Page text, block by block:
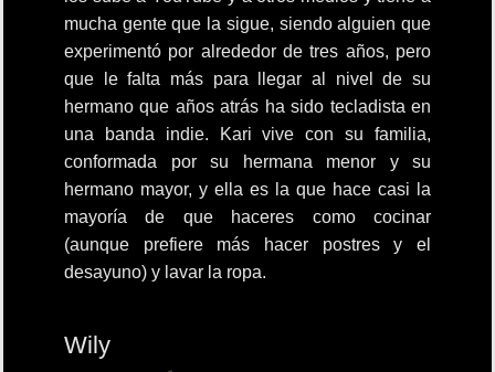
mucha gente que la sigue, siendo alguien que
experimentó por alrededor de tres años, pero
que le falta más para llegar al nivel de su
hermano que años atrás ha sido tecladista en
una banda indie. Kari vive con su familia,
conformada por su hermana menor y su
hermano mayor, y ella es la que hace casi la
mayoría de que haceres como cocinar
(aunque prefiere más hacer postres y el
desayuno) y lavar la ropa.
Wily